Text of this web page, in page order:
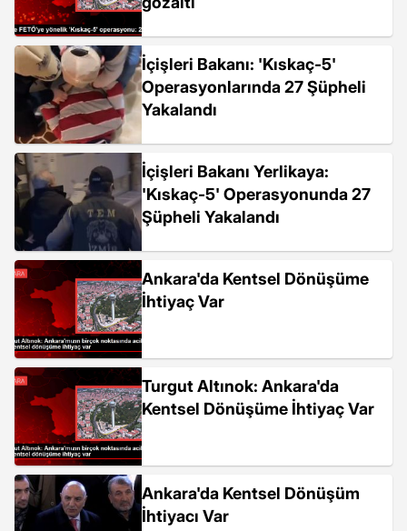
İçişleri Bakanı: 'Kıskaç-5'
Operasyonlarında 27 Şüpheli
Yakalandı
İçişleri Bakanı Yerlikaya:
'Kıskaç-5' Operasyonunda 27
Şüpheli Yakalandı
Ankara'da Kentsel Dönüşüme
İhtiyaç Var
Turgut Altınok: Ankara'da
Kentsel Dönüşüme İhtiyaç Var
Ankara'da Kentsel Dönüşüm
İhtiyacı Var